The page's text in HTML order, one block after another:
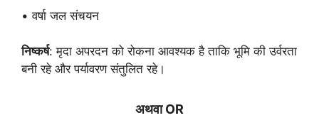
• वर्षा जल संचयन
निष्कर्ष: मृदा अपरदन को रोकना आवश्यक है ताकि भूमि की उर्वरता
बनी रहे और पर्यावरण संतुलित रहे।
अथवा OR